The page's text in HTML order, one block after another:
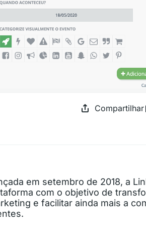
Compartilhar
em setembro de 2018, a
com o objetivo de
e facilitar ainda mais a